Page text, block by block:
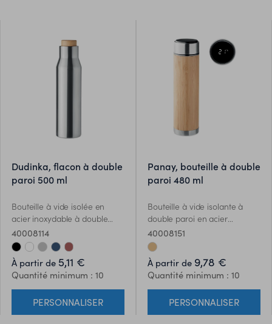
dudinka, flacon à double
paroi 500 ml
Bouteille à vide isolée en
acier inoxydable à double
paroi. Contenance : 500 ml.
Sans fuite.
40008114
À partir de 5,11 €
Quantité minimum : 10
PERSONNALISER
panay, bouteille à double
paroi 480 ml
Bouteille à vide isolante à
double paroi en acier
inoxydable/bambou avec
infuseur de thé à l'intérieur.
Thermomètre tactile LED
dans le couvercle. 1 pile
CR2032 incluse. Contenance :
480 ml. Sans fuite. Le bambou
est un produit naturel, et
présente de légères variations
40008151
À partir de 9,78 €
Quantité minimum : 10
PERSONNALISER